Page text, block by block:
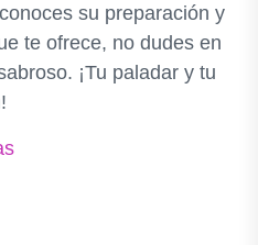
su preparación y
te ofrece, no dudes en
¡Tu paladar y tu